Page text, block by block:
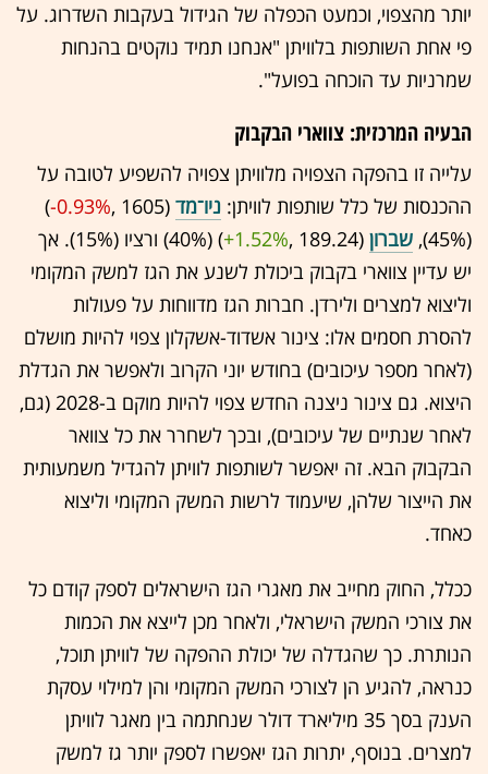
יותר מהצפוי, וכמעט הכפלה של הגידול בעקבות השדרוג. על
פי אחת השותפות בלוויתן "אנחנו תמיד נוקטים בהנחות
שמרניות עד הוכחה בפועל".
הבעיה המרכזית: צווארי הבקבוק
עלייה זו בהפקה הצפויה מלוויתן צפויה להשפיע לטובה על
ההכנסות של כלל שותפות לוויתן: ניו־מד (1605 ,‎
-0.93%
‏)
(45%),
שברון (189.24 ,‎
+1.52%
‏) (40%) ורציו (15%). אך
יש עדיין צווארי בקבוק ביכולת לשנע את הגז למשק המקומי
וליצוא למצרים ולירדן. חברות הגז מדווחות על פעולות
להסרת חסמים אלו: צינור אשדוד-אשקלון צפוי להיות מושלם
(לאחר מספר עיכובים) בחודש יוני הקרוב ולאפשר את הגדלת
היצוא. גם צינור ניצנה החדש צפוי להיות מוקם ב-2028 (גם,
לאחר שנתיים של עיכובים), ובכך לשחרר את כל צוואר
הבקבוק הבא. זה יאפשר לשותפות לוויתן להגדיל משמעותית
את הייצור שלהן, שיעמוד לרשות המשק המקומי וליצוא
כאחד.
ככלל, החוק מחייב את מאגרי הגז הישראלים לספק קודם כל
את צורכי המשק הישראלי, ולאחר מכן לייצא את הכמות
הנותרת. כך שהגדלה של יכולת ההפקה של לוויתן תוכל,
כנראה, להגיע הן לצורכי המשק המקומי והן למילוי עסקת
הענק בסך 35 מיליארד דולר שנחתמה בין מאגר לוויתן
למצרים. בנוסף, יתרות הגז יאפשרו לספק יותר גז למשק